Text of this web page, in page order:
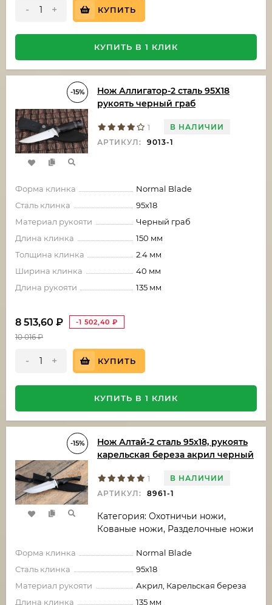
- + КУПИТЬ
КУПИТЬ В 1 КЛИК
-15%
Нож Аллигатор-2 сталь 95Х18
рукоять черный граб
1
В НАЛИЧИИ
АРТИКУЛ:
9013-1
Форма клинка
Normal Blade
Сталь клинка
95х18
Материал рукояти
Черный граб
Длина клинка
150 мм
Толщина клинка
2.4 мм
Ширина клинка
40 мм
Длина рукояти
135 мм
8 513,60 ₽ -1 502,40 ₽
10 016₽
- + КУПИТЬ
КУПИТЬ В 1 КЛИК
-15%
Нож Алтай-2 сталь 95х18, рукоять
карельская береза акрил черный
1
В НАЛИЧИИ
АРТИКУЛ:
8961-1
Категория: Охотничьи ножи,
Кованые ножи, Разделочные ножи
Форма клинка
Normal Blade
Сталь клинка
95х18
Материал рукояти
Акрил, Карельская береза
Длина клинка
135 мм